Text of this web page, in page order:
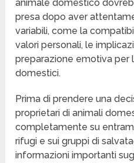
animale domestico
presa dopo aver
variabili, come la
valori personali, le
preparazione emotiva per
domestici.
Prima di prendere una
proprietari di animali
completamente su
rifugi e sui gruppi di
informazioni importanti